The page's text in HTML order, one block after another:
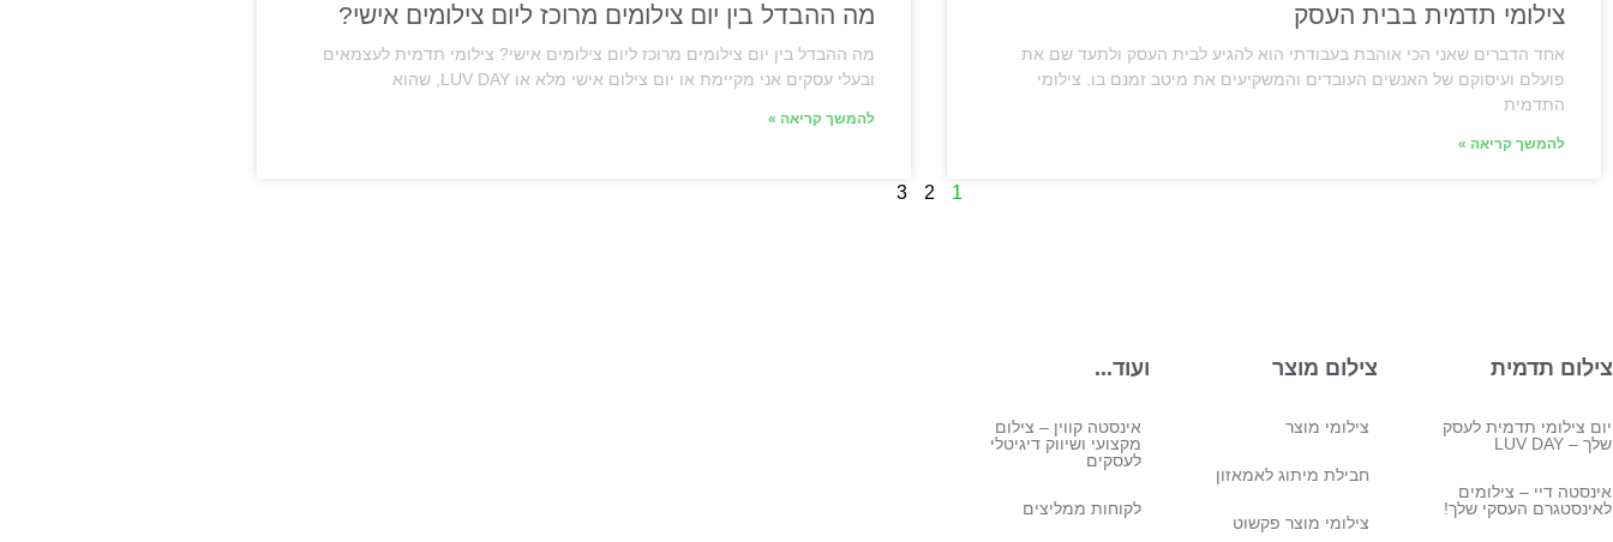
צילומי תדמית בבית העסק
אחד הדברים שאני הכי אוהבת בעבודתי הוא להגיע לבית העסק ולתעד שם את
פועלם ועיסוקם של האנשים העובדים והמשקיעים את מיטב זמנם בו. צילומי
התדמית
להמשך קריאה »
מה ההבדל בין יום צילומים מרוכז ליום צילומים אישי?
מה ההבדל בין יום צילומים מרוכז ליום צילומים אישי? צילומי תדמית לעצמאים
ובעלי עסקים אני מקיימת או יום צילום אישי מלא או LUV DAY, שהוא
להמשך קריאה »
1
2
3
צילום תדמית
יום צילומי תדמית לעסק
שלך – LUV DAY
אינסטה דיי – צילומים
לאינסטגרם העסקי שלך!
צילום מוצר
צילומי מוצר
חבילת מיתוג לאמאזון‎
צילומי מוצר פקשוט
ועוד...
אינסטה קווין – צילום
מקצועי ושיווק דיגיטלי
לעסקים
לקוחות ממליצים